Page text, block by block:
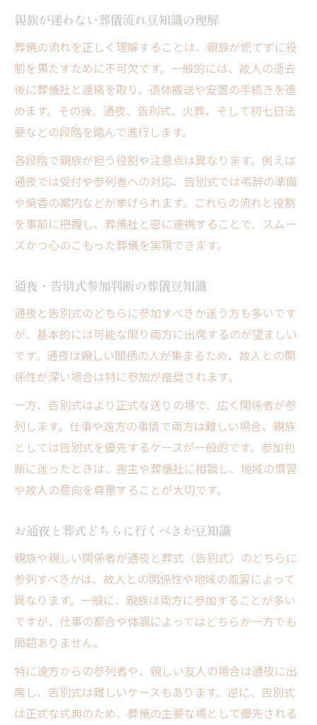
親族が迷わない葬儀流れ豆知識の理解
葬儀の流れを正しく理解することは、親族が慌てずに役
割を果たすために不可欠です。一般的には、故人の逝去
後に葬儀社と連絡を取り、遺体搬送や安置の手続きを進
めます。その後、通夜、告別式、火葬、そして初七日法
要などの段階を踏んで進行します。
各段階で親族が担う役割や注意点は異なります。例えば
通夜では受付や参列者への対応、告別式では弔辞の準備
や焼香の案内などが挙げられます。これらの流れと役割
を事前に把握し、葬儀社と密に連携することで、スムー
ズかつ心のこもった葬儀を実現できます。
通夜・告別式参加判断の葬儀豆知識
通夜と告別式のどちらに参加すべきか迷う方も多いです
が、基本的には可能な限り両方に出席するのが望ましい
です。通夜は親しい間柄の人が集まるため、故人との関
係性が深い場合は特に参加が推奨されます。
一方、告別式はより正式な送りの場で、広く関係者が参
列します。仕事や遠方の事情で両方は難しい場合、親族
としては告別式を優先するケースが一般的です。参加判
断に迷ったときは、喪主や葬儀社に相談し、地域の慣習
や故人の意向を尊重することが大切です。
お通夜と葬式どちらに行くべきか豆知識
親族や親しい関係者が通夜と葬式（告別式）のどちらに
参列すべきかは、故人との関係性や地域の風習によって
異なります。一般に、親族は両方に参加することが多い
ですが、仕事の都合や体調によってはどちらか一方でも
問題ありません。
特に遠方からの参列者や、親しい友人の場合は通夜に出
席し、告別式は難しいケースもあります。逆に、告別式
は正式な式典のため、葬儀の主要な場として優先される